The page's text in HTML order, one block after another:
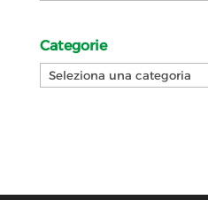
Categorie
Categorie